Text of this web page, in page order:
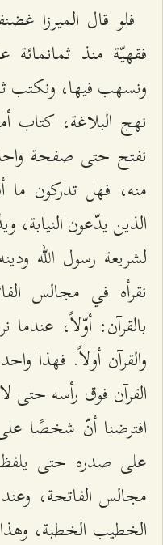
فلو قال الميرزا
فقهيّة منذ ثمانمائة
ونسهب فيها، ونكتب
نهج البلاغة، كتاب
نفتح حتى صفحة
منه، فهل تدركون
الذين يدّعون النيابة،
لشريعة رسول الله
نقرأه في مجالس
بالقرآن: أوّلاً، عندما
والقرآن أولاً. فهذا
القرآن فوق رأسه حتى
افترضنا أنّ شخصًا
على صدره حتى يلفظ
مجالس الفاتحة،
الخطيب الخطبة، وهذا